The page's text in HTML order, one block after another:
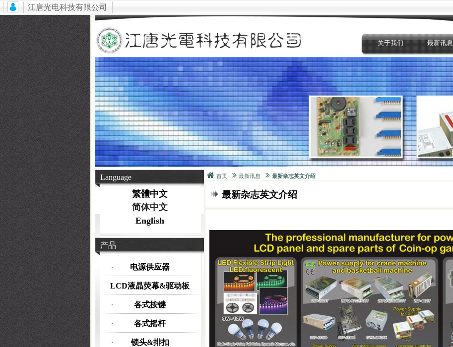
江唐光电科技有限公司
关于我们 最新讯息
Language
繁體中文
简体中文
English
产品
电源供应器
LCD液晶荧幕&驱动板
各式按键
各式摇杆
锁头&排扣
首页 最新讯息 最新杂志英文介绍
最新杂志英文介绍